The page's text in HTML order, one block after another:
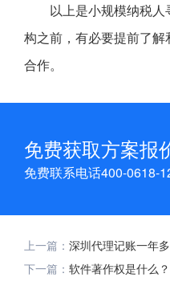
以上是小规模纳税
构之前，有必要提前了
合作。
免费获取方案报
免费联系电话400-0618-
上一篇： 深圳代理记账一年
下一篇： 软件著作权是什么？